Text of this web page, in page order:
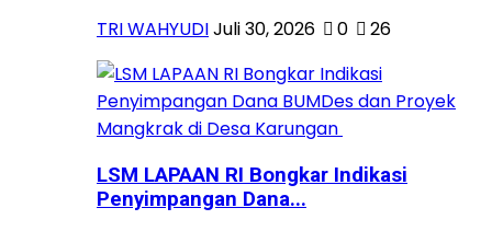
TRI WAHYUDIJuli 30, 2026 0 26
LSM LAPAAN RI Bongkar Indikasi
Penyimpangan Dana...